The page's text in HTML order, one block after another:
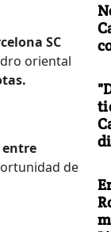
SC
oriental
entre
de